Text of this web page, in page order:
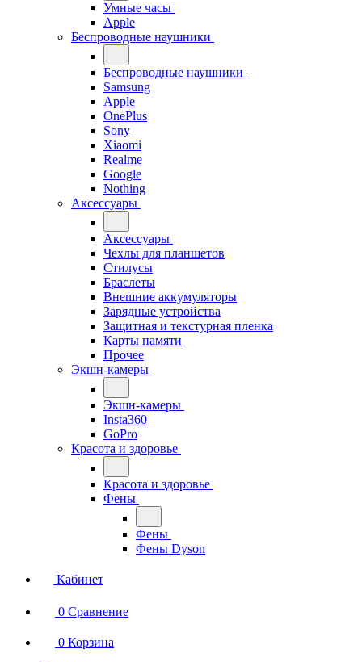
Умные часы
Apple
Беспроводные наушники
Беспроводные наушники
Samsung
Apple
OnePlus
Sony
Xiaomi
Realme
Google
Nothing
Аксессуары
Аксессуары
Чехлы для планшетов
Стилусы
Браслеты
Внешние аккумуляторы
Зарядные устройства
Защитная и текстурная пленка
Карты памяти
Прочее
Экшн-камеры
Экшн-камеры
Insta360
GoPro
Красота и здоровье
Красота и здоровье
Фены
Фены
Фены Dyson
Кабинет
0 Сравнение
0 Корзина